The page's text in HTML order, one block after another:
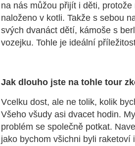
na nás můžou přijít i děti,
naloženo v kotli. Takže s sebou
svých dvanáct dětí, kámoše s
vozejku. Tohle je ideální
Jak dlouho jste na tohle tour
Vcelku dost, ale ne tolik, kolik
Všeho všudy asi dvacet hodin.
problém se společně potkat.
jako bychom všichni byli raketoví